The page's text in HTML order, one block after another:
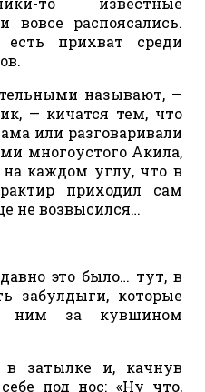
распоясались.
прихват среди
называют, —
— кичатся тем, что
или разговаривали
многоустого Акила,
каждом углу, что в
приходил сам
не возвысился…
это было… тут, в
забулдыги, которые
ним за кувшином
в затылке и, качнув
под нос: «Ну что,